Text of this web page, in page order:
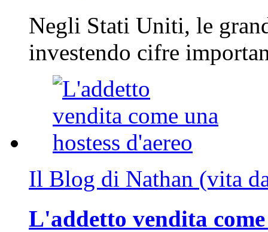
Negli Stati Uniti, le
investendo cifre
Il Blog di Nathan (vita
L'addetto vendita